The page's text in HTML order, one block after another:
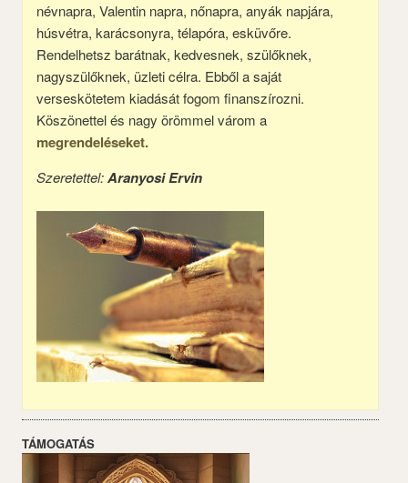
névnapra, Valentin napra, nőnapra, anyák napjára,
húsvétra, karácsonyra, télapóra, esküvőre.
Rendelhetsz barátnak, kedvesnek, szülőknek,
nagyszülőknek, üzleti célra. Ebből a saját
verseskötetem kiadását fogom finanszírozni.
Köszönettel és nagy örömmel várom a
megrendeléseket.
Szeretettel:Aranyosi Ervin
TÁMOGATÁS